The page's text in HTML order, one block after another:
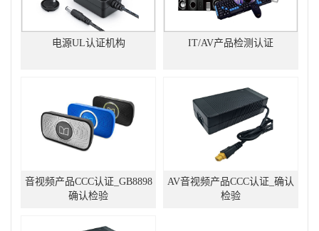
电源UL认证机构 IT/AV产品检测认证
音视频产品CCC认证_GB8898
确认检验
AV音视频产品CCC认证_确认
检验